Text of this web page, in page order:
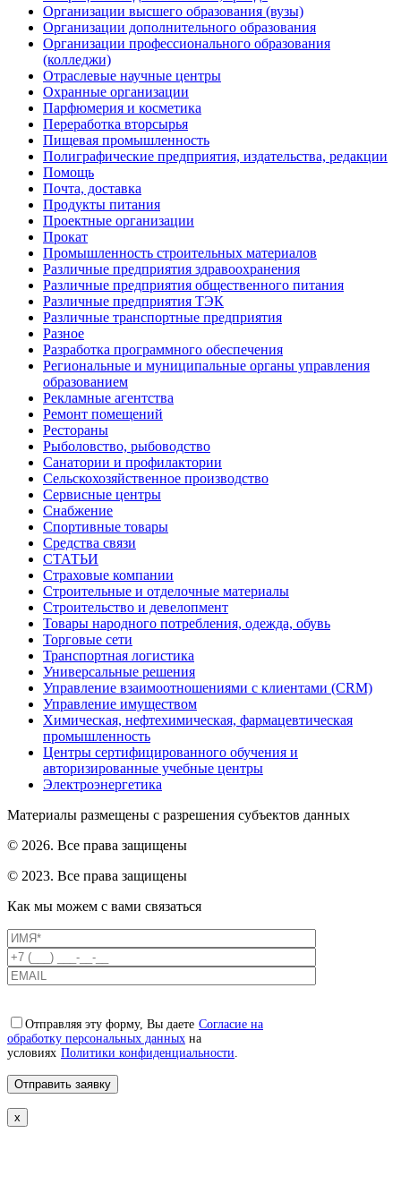
Организации высшего образования (вузы)
Организации дополнительного образования
Организации профессионального образования
(колледжи)
Отраслевые научные центры
Охранные организации
Парфюмерия и косметика
Переработка вторсырья
Пищевая промышленность
Полиграфические предприятия, издательства, редакции
Помощь
Почта, доставка
Продукты питания
Проектные организации
Прокат
Промышленность строительных материалов
Различные предприятия здравоохранения
Различные предприятия общественного питания
Различные предприятия ТЭК
Различные транспортные предприятия
Разное
Разработка программного обеспечения
Региональные и муниципальные органы управления
образованием
Рекламные агентства
Ремонт помещений
Рестораны
Рыболовство, рыбоводство
Санатории и профилактории
Сельскохозяйственное производство
Сервисные центры
Снабжение
Спортивные товары
Средства связи
СТАТЬИ
Страховые компании
Строительные и отделочные материалы
Строительство и девелопмент
Товары народного потребления, одежда, обувь
Торговые сети
Транспортная логистика
Универсальные решения
Управление взаимоотношениями с клиентами (CRM)
Управление имуществом
Химическая, нефтехимическая, фармацевтическая
промышленность
Центры сертифицированного обучения и
авторизированные учебные центры
Электроэнергетика
Материалы размещены с разрешения субъектов данных
© 2026. Все права защищены
© 2023. Все права защищены
Как мы можем с вами связаться
Отправляя эту форму, Вы даете Согласие на
обработку персональных данных на
условиях Политики конфиденциальности.
x